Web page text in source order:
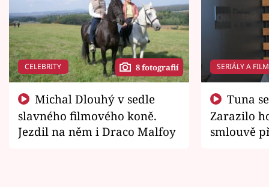
CELEBRITY 8 fotografií
slavného filmového koně.
Jezdil na něm i Draco Malfoy
SERIÁLY A
Zarazilo
smlouvě